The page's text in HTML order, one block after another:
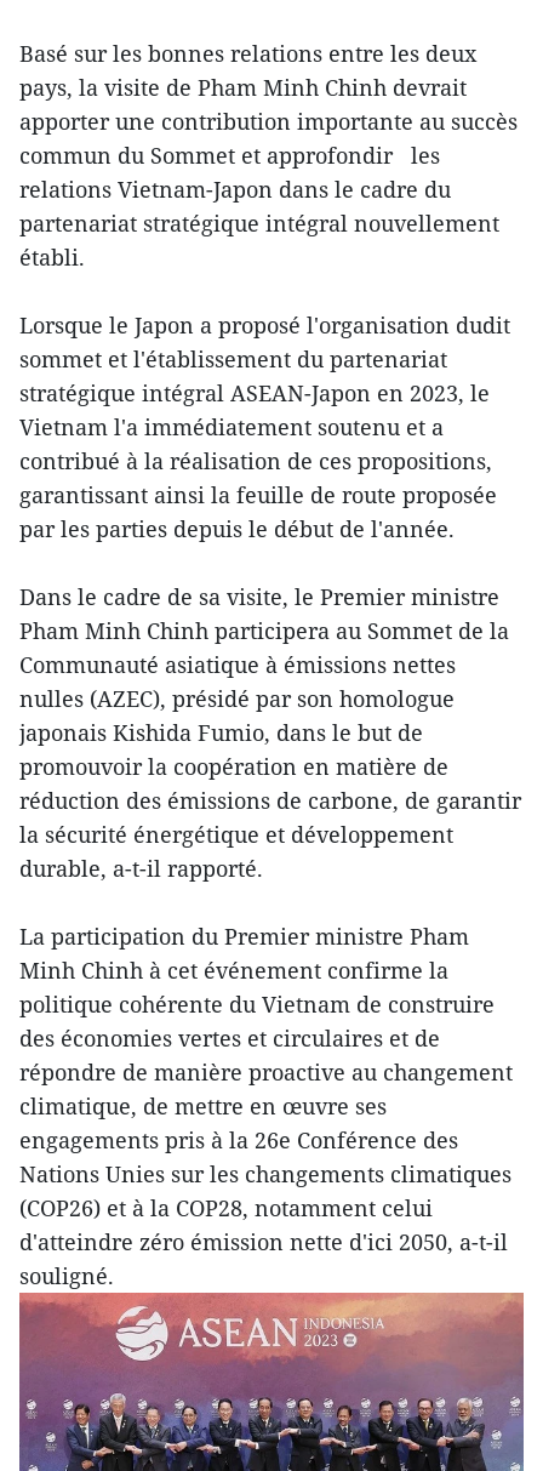
Basé sur les bonnes relations entre les deux
pays, la visite de Pham Minh Chinh devrait
apporter une contribution importante au succès
commun du Sommet et approfondir les
relations Vietnam-Japon dans le cadre du
partenariat stratégique intégral nouvellement
établi.
Lorsque le Japon a proposé l'organisation dudit
sommet et l'établissement du partenariat
stratégique intégral ASEAN-Japon en 2023, le
Vietnam l'a immédiatement soutenu et a
contribué à la réalisation de ces propositions,
garantissant ainsi la feuille de route proposée
par les parties depuis le début de l'année.
Dans le cadre de sa visite, le Premier ministre
Pham Minh Chinh participera au Sommet de la
Communauté asiatique à émissions nettes
nulles (AZEC), présidé par son homologue
japonais Kishida Fumio, dans le but de
promouvoir la coopération en matière de
réduction des émissions de carbone, de garantir
la sécurité énergétique et développement
durable, a-t-il rapporté.
La participation du Premier ministre Pham
Minh Chinh à cet événement confirme la
politique cohérente du Vietnam de construire
des économies vertes et circulaires et de
répondre de manière proactive au changement
climatique, de mettre en œuvre ses
engagements pris à la 26e Conférence des
Nations Unies sur les changements climatiques
(COP26) et à la COP28, notamment celui
d'atteindre zéro émission nette d'ici 2050, a-t-il
souligné.